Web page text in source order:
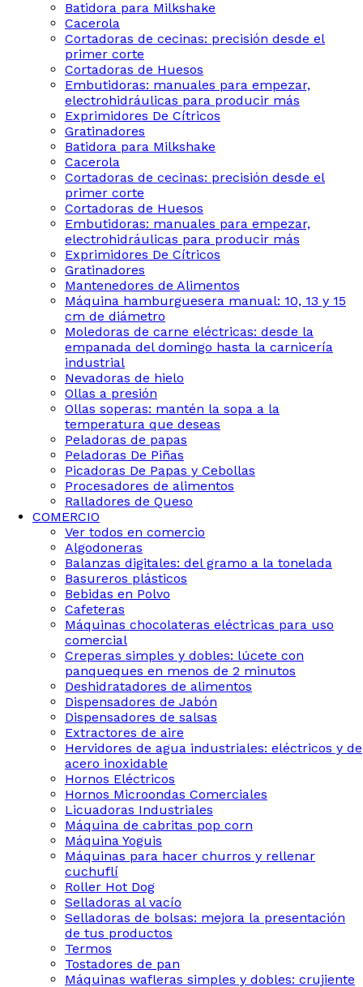
Batidora para Milkshake
Cacerola
Cortadoras de cecinas: precisión desde el
primer corte
Cortadoras de Huesos
Embutidoras: manuales para empezar,
electrohidráulicas para producir más
Exprimidores De Cítricos
Gratinadores
Batidora para Milkshake
Cacerola
Cortadoras de cecinas: precisión desde el
primer corte
Cortadoras de Huesos
Embutidoras: manuales para empezar,
electrohidráulicas para producir más
Exprimidores De Cítricos
Gratinadores
Mantenedores de Alimentos
Máquina hamburguesera manual: 10, 13 y 15
cm de diámetro
Moledoras de carne eléctricas: desde la
empanada del domingo hasta la carnicería
industrial
Nevadoras de hielo
Ollas a presión
Ollas soperas: mantén la sopa a la
temperatura que deseas
Peladoras de papas
Peladoras De Piñas
Picadoras De Papas y Cebollas
Procesadores de alimentos
Ralladores de Queso
COMERCIO
Ver todos en comercio
Algodoneras
Balanzas digitales: del gramo a la tonelada
Basureros plásticos
Bebidas en Polvo
Cafeteras
Máquinas chocolateras eléctricas para uso
comercial
Creperas simples y dobles: lúcete con
panqueques en menos de 2 minutos
Deshidratadores de alimentos
Dispensadores de Jabón
Dispensadores de salsas
Extractores de aire
Hervidores de agua industriales: eléctricos y de
acero inoxidable
Hornos Eléctricos
Hornos Microondas Comerciales
Licuadoras Industriales
Máquina de cabritas pop corn
Máquina Yoguis
Máquinas para hacer churros y rellenar
cuchuflí
Roller Hot Dog
Selladoras al vacío
Selladoras de bolsas: mejora la presentación
de tus productos
Termos
Tostadores de pan
Máquinas wafleras simples y dobles: crujiente